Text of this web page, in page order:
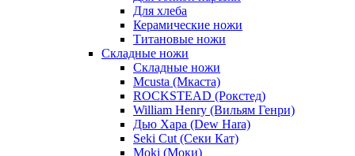
Для хлеба
Керамические ножи
Титановые ножи
Складные ножи
Складные ножи
Mcusta (Мкаста)
ROCKSTEAD (Рокстед)
William Henry (Вильям Генри)
Дью Хара (Dew Hara)
Seki Cut (Секи Кат)
Moki (Моки)